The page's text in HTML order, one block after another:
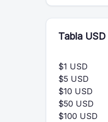
Tabla
$1 USD
$5 USD
$10 USD
$50 USD
$100 USD